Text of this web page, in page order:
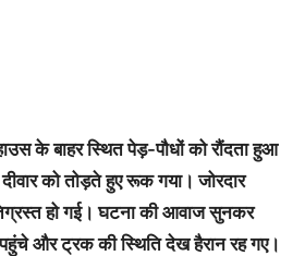
के बाहर स्थित पेड़-पौधों को रौंदता हुआ
को तोड़ते हुए रूक गया। जोरदार
हो गई। घटना की आवाज सुनकर
और ट्रक की स्थिति देख हैरान रह गए।